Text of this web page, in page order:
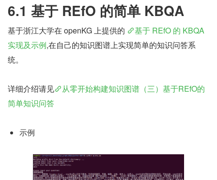
6.1 基于 REfO 的简单 KBQA
基于浙江大学在 openKG 上提供的
基于 REfO 的 KBQA
实现及示例,在自己的知识图谱上实现简单的知识问答系
统。
详细介绍请见
从零开始构建知识图谱（三）基于REfO的
简单知识问答
示例